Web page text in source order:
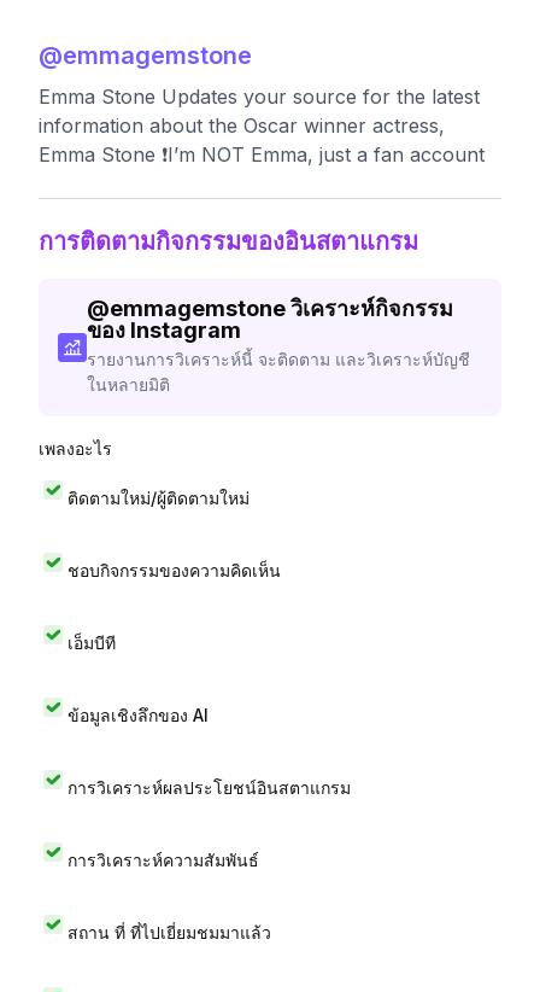
@emmagemstone
Emma Stone Updates your source for the latest
information about the Oscar winner actress,
Emma Stone ❗️I’m NOT Emma, just a fan account
การติดตามกิจกรรมของอินสตาแกรม
@emmagemstone วิเคราะห์กิจกรรม
ของ Instagram
รายงานการวิเคราะห์นี้ จะติดตาม และวิเคราะห์บัญชี
ในหลายมิติ
เพลงอะไร
ติดตามใหม่/ผู้ติดตามใหม่
ชอบกิจกรรมของความคิดเห็น
เอ็มบีที
ข้อมูลเชิงลึกของ AI
การวิเคราะห์ผลประโยชน์อินสตาแกรม
การวิเคราะห์ความสัมพันธ์
สถาน ที่ ที่ไปเยี่ยมชมมาแล้ว